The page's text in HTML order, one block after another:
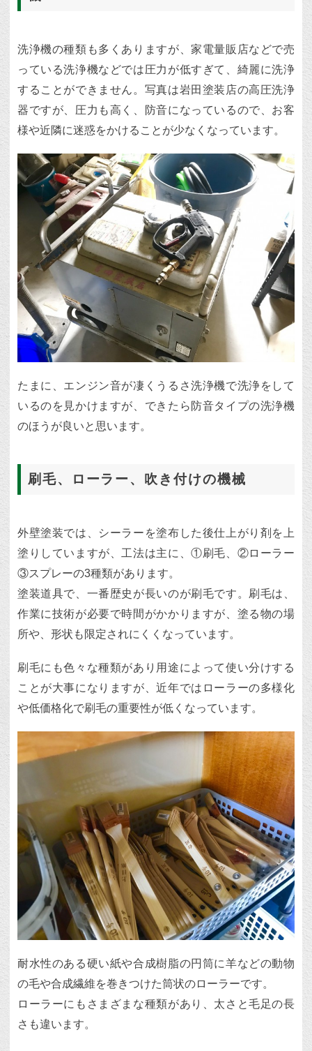
洗浄機の種類も多くありますが、家電量販店などで売
っている洗浄機などでは圧力が低すぎて、綺麗に洗浄
することができません。写真は岩田塗装店の高圧洗浄
器ですが、圧力も高く、防音になっているので、お客
様や近隣に迷惑をかけることが少なくなっています。
たまに、エンジン音が凄くうるさ洗浄機で洗浄をして
いるのを見かけますが、できたら防音タイプの洗浄機
のほうが良いと思います。
刷毛、ローラー、吹き付けの機械
外壁塗装では、シーラーを塗布した後仕上がり剤を上
塗りしていますが、工法は主に、①刷毛、②ローラー
③スプレーの3種類があります。
塗装道具で、一番歴史が長いのが刷毛です。刷毛は、
作業に技術が必要で時間がかかりますが、塗る物の場
所や、形状も限定されにくくなっています。
刷毛にも色々な種類があり用途によって使い分けする
ことが大事になりますが、近年ではローラーの多様化
や低価格化で刷毛の重要性が低くなっています。
耐水性のある硬い紙や合成樹脂の円筒に羊などの動物
の毛や合成繊維を巻きつけた筒状のローラーです。
ローラーにもさまざまな種類があり、太さと毛足の長
さも違います。